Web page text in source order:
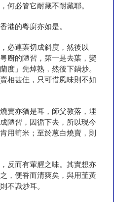
何必管它耐藏不耐藏耶。
港的粵廚亦如是。
必連葉切成斜度，然後以
廚的陋習，第一是去葉，變
度」先焯熟，然後下鍋炒。
相甚佳，只可惜風味則不如
賣亦猶是耳，師父教落，埋
陋習，因循下去，所以現今
用筍米；至於蔥白燒賣，則
反而有葷腥之味。其實想亦
，便香而清爽矣，與用韮黃
不識炒耳。